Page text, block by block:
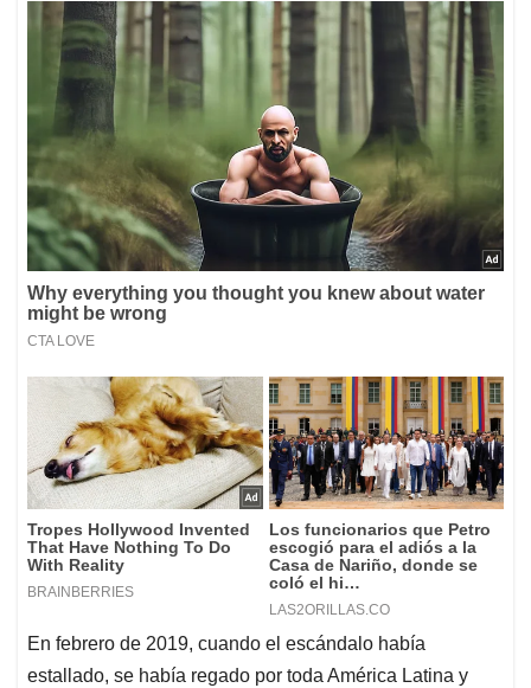
En febrero de 2019, cuando el escándalo había
estallado, se había regado por toda América Latina y